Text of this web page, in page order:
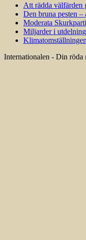
Att rädda välfärden
Den bruna pesten –
Moderata
Miljarder i
Internationalen - Din röda